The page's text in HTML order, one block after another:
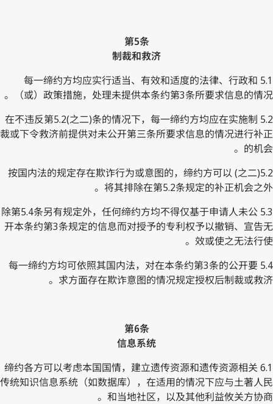
第5条
制裁和救济
5.1 每一缔约方均应实行适当、有效和适度的法律、行政和
（或）政策措施，处理未提供本条约第3条所要求信息的情况。
5.2 在不违反第5.2(之二)条的情况下，每一缔约方均应在实施制
裁或下令救济前提供对未公开第三条所要求信息的情况进行补正
的机会。
5.2(之二) 按国内法的规定存在欺诈行为或意图的，缔约方可以
将其排除在第5.2条规定的补正机会之外。
5.3 除第5.4条另有规定外，任何缔约方均不得仅基于申请人未公
开本条约第3条规定的信息而对授予的专利权予以撤销、宣告无
效或使之无法行使。
5.4 每一缔约方均可依照其国内法，对在本条约第3条的公开要
求方面存在欺诈意图的情况规定授权后制裁或救济。
第6条
信息系统
6.1 缔约各方可以考虑本国国情，建立遗传资源和遗传资源相关
传统知识信息系统（如数据库），在适用的情况下应与土著人民
和当地社区，以及其他利益攸关方协商。